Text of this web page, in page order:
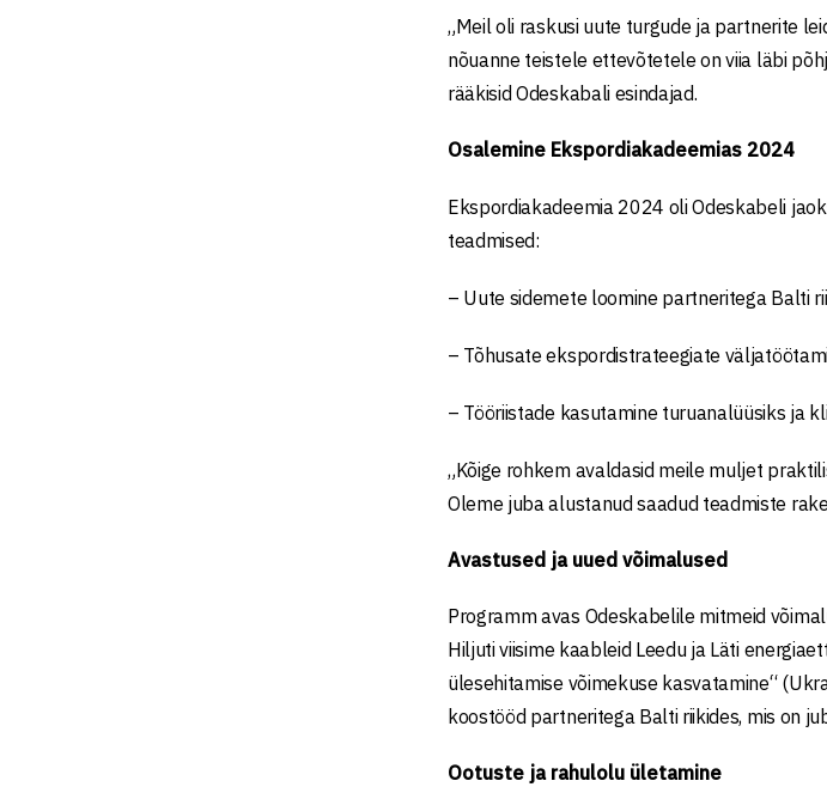
„Meil oli raskusi uute turgude ja partnerite
nõuanne teistele ettevõtetele on viia läbi
rääkisid Odeskabali esindajad.
Osalemine Ekspordiakadeemias 2024
Ekspordiakadeemia 2024 oli Odeskabeli
teadmised:
– Uute sidemete loomine partneritega Balti
– Tõhusate ekspordistrateegiate
– Tööriistade kasutamine turuanalüüsiks ja
„Kõige rohkem avaldasid meile muljet
Oleme juba alustanud saadud teadmiste
Avastused ja uued võimalused
Programm avas Odeskabelile mitmeid
Hiljuti viisime kaableid Leedu ja Läti
ülesehitamise võimekuse kasvatamine“
koostööd partneritega Balti riikides, mis on
Ootuste ja rahulolu ületamine